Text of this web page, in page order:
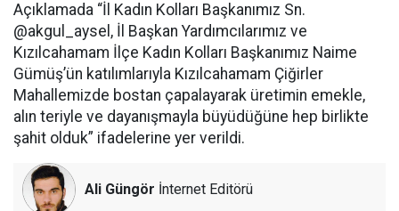
Açıklamada “İl Kadın Kolları Başkanımız Sn.
@akgul_aysel, İl Başkan Yardımcılarımız ve
Kızılcahamam İlçe Kadın Kolları Başkanımız Naime
Gümüş’ün katılımlarıyla Kızılcahamam Çiğirler
Mahallemizde bostan çapalayarak üretimin emekle,
alın teriyle ve dayanışmayla büyüdüğüne hep birlikte
şahit olduk” ifadelerine yer verildi.
Ali Güngör İnternet Editörü